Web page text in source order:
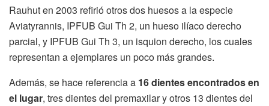
Rauhut en 2003 refirió otros dos huesos a la especie
Aviatyrannis, IPFUB Gui Th 2, un hueso ilíaco derecho
parcial, y IPFUB Gui Th 3, un isquion derecho, los cuales
representan a ejemplares un poco más grandes.
Además, se hace referencia a 16 dientes encontrados en
el lugar, tres dientes del premaxilar y otros 13 dientes del